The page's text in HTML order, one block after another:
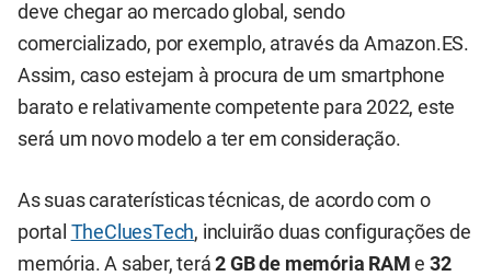
deve chegar ao mercado global, sendo
comercializado, por exemplo, através da Amazon.ES.
Assim, caso estejam à procura de um smartphone
barato e relativamente competente para 2022, este
será um novo modelo a ter em consideração.
As suas caraterísticas técnicas, de acordo com o
portal TheCluesTech, incluirão duas configurações de
memória. A saber, terá 2 GB de memória RAM e32